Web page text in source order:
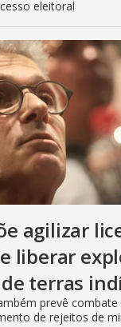
eleitoral
agilizar
liberar
terras
prevê
de rejeitos de